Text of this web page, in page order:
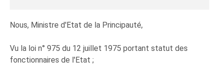
Nous, Ministre d'Etat de la Principauté,
Vu la loi n° 975 du 12 juillet 1975 portant statut des
fonctionnaires de l'Etat ;